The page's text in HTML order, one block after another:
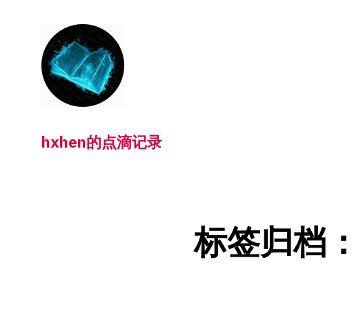
hxhen的点滴记录
标签归档：